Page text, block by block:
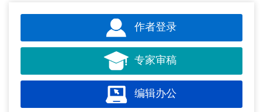
作者登录
专家审稿
编辑办公